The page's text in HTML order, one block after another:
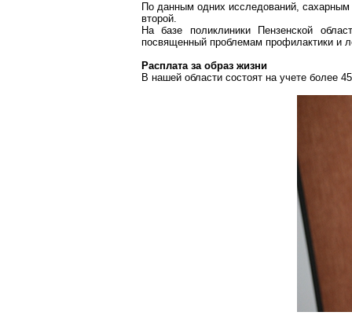
По данным одних исследований,
второй.
На базе поликлиники Пензенской
посвященный проблемам профилактики и
Расплата за образ жизни
В нашей области состоят на учете более